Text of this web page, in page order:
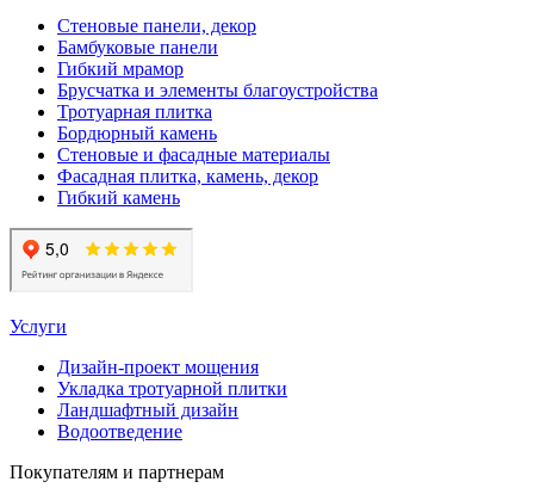
Стеновые панели, декор
Бамбуковые панели
Гибкий мрамор
Брусчатка и элементы благоустройства
Тротуарная плитка
Бордюрный камень
Стеновые и фасадные материалы
Фасадная плитка, камень, декор
Гибкий камень
Услуги
Дизайн-проект мощения
Укладка тротуарной плитки
Ландшафтный дизайн
Водоотведение
Покупателям и партнерам